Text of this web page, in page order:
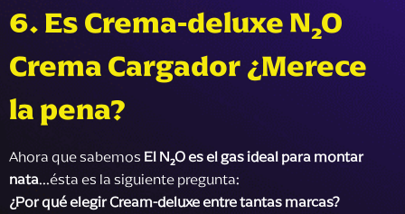
6. Es Crema-deluxe N₂O
Crema Cargador¿Merece
la pena?
Ahora que sabemos El N₂O es el gas ideal para montar
nata...ésta es la siguiente pregunta:
¿Por qué elegir Cream-deluxe entre tantas marcas?